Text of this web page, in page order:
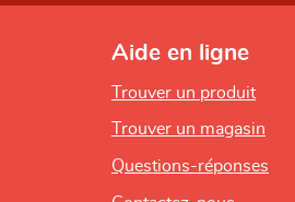
Aide en ligne
Trouver un produit
Trouver un magasin
Questions-réponses